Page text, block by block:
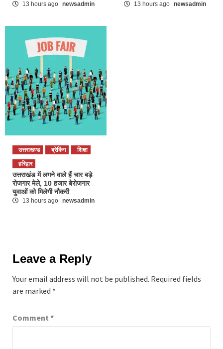
13 hours ago newsadmin 13 hours ago newsadmin
उत्तराखण्ड ब्रेकिंग
शिक्षा
हरिद्वार
उत्तराखंड में लगने वाले हैं चार बड़े
रोजगार मेले, 10 हजार बेरोजगार
युवाओं को मिलेगी नौकरी
13 hours ago newsadmin
Leave a Reply
Your email address will not be published. Required fields
are marked *
Comment *